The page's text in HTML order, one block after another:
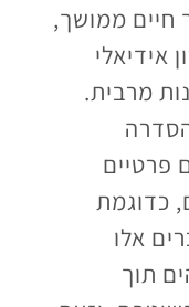
חיים ממושך,
אידיאלי
מרבית.
פרטיים
כדוגמת
אלו
תוך